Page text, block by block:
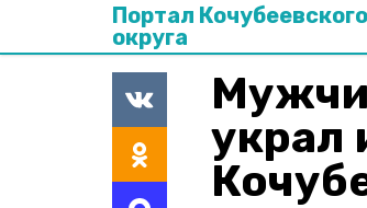
Портал Кочубеевского
округа
украл